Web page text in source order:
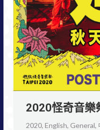
2020怪奇音樂
2020, English, General,